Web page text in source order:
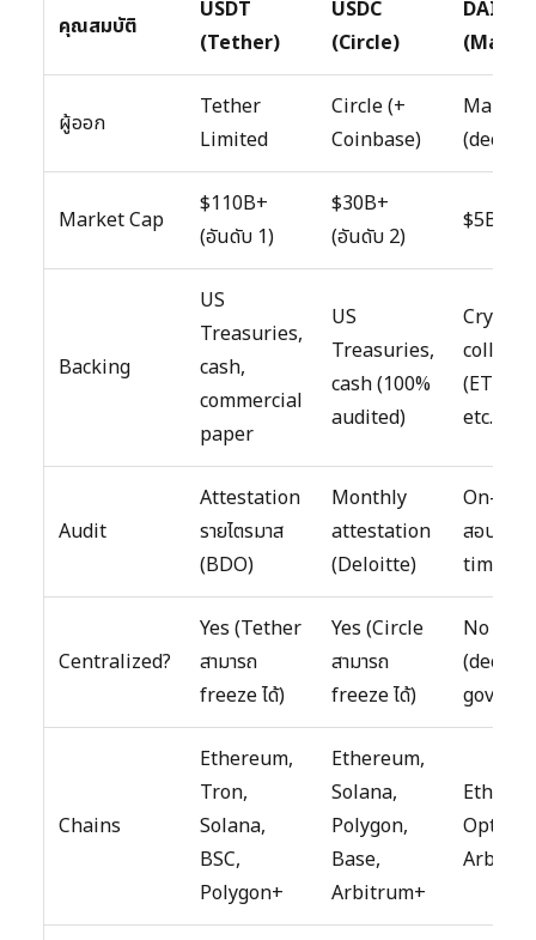
คุณสมบัติ
USDT
(Tether)
USDC
(Circle)
DAI
ผู้ออก
Tether
Limited
Circle (+
Coinbase)
Market Cap
$110B+
(อันดับ 1)
$30B+
(อันดับ 2)
$5B+
Backing
US
Treasuries,
cash,
commercial
paper
US
Treasuries,
cash (100%
audited)
Crypto
(ETH,
etc.)
Audit
Attestation
รายไตรมาส
(BDO)
Monthly
attestation
(Deloitte)
On-
สอบได้
time)
Centralized?
Yes (Tether
สามารถ
freeze ได้)
Yes (Circle
สามารถ
freeze ได้)
No
Chains
Ethereum,
Tron,
Solana,
BSC,
Polygon+
Ethereum,
Solana,
Polygon,
Base,
Arbitrum+